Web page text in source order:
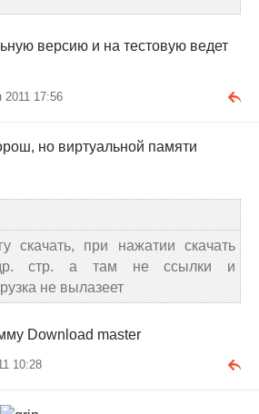
версию и на тестовую ведет
2011 17:56
но виртуальной памяти
скачать, при нажатии скачать
стр. а там не ссылки и
не вылазеет
Download master
10:28